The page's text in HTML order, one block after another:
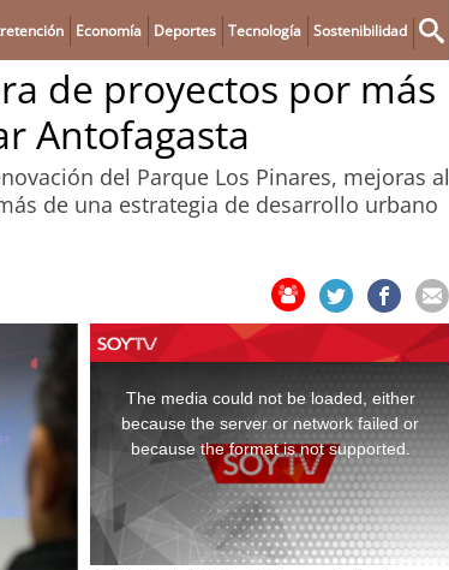
Economía Deportes Tecnología Sostenibilidad
de proyectos por más
Antofagasta
del Parque Los Pinares, mejoras al
de una estrategia de desarrollo urbano
window.
The media could not be loaded, either
because the server or network failed or
because the format is not supported.